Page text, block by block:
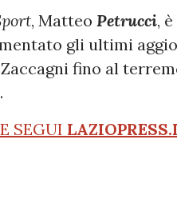
, Matteo Petrucci,
gli ultimi
fino al
SEGUI